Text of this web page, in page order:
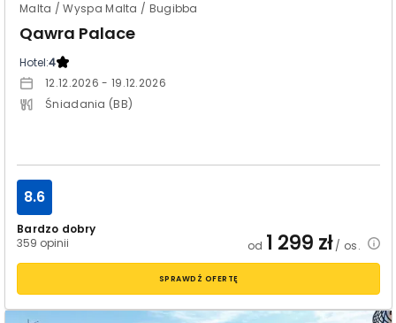
Malta / Wyspa Malta / Bugibba
Qawra Palace
Hotel:4
12.12.2026 - 19.12.2026
Śniadania (BB)
Bardzo dobry
359 opinii
8.6
od 1 299 zł/ os.
SPRAWDŹ OFERTĘ